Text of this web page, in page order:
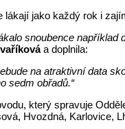
lákají jako každý rok i
snoubence
a doplnila:
na atraktivní data
sedm obřadů.“
který spravuje
Hvozdná, Karlovice,